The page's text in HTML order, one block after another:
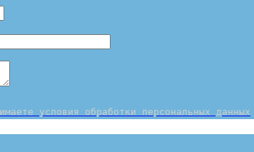
условия обработки персональных данных